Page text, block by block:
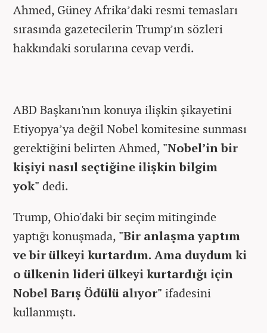
Ahmed, Güney Afrika’daki resmi temasları
sırasında gazetecilerin Trump’ın sözleri
hakkındaki sorularına cevap verdi.
ABD Başkanı'nın konuya ilişkin şikayetini
Etiyopya’ya değil Nobel komitesine sunması
gerektiğini belirten Ahmed, "Nobel’in bir
kişiyi nasıl seçtiğine ilişkin bilgim
yok" dedi.
Trump, Ohio'daki bir seçim mitinginde
yaptığı konuşmada, "Bir anlaşma yaptım
ve bir ülkeyi kurtardım. Ama duydum ki
o ülkenin lideri ülkeyi kurtardığı için
Nobel Barış Ödülü alıyor" ifadesini
kullanmıştı.